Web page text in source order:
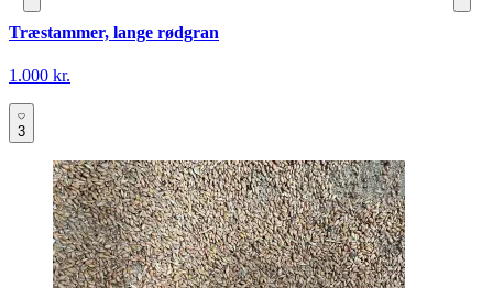
Træstammer, lange rødgran
1.000 kr.
3